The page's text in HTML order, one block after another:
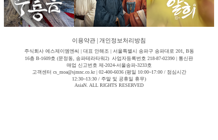
이용약관 개인정보처리방침
주식회사 에스제이엠엔씨 | 대표 안해조 | 서울특별시 송파구 송파대로 201, B동
16층 B-1609호 (문정동, 송파테라타워2) 사업자등록번호 218-87-02390 | 통신판
매업 신고번호 제-2024-서울송파-3233호
고객센터 cs_moa@sjmnc.co.kr | 02-400-6036 (평일 10:00~17:00 / 점심시간
12:30~13:30 / 주말 및 공휴일 휴무)
AsiaN. ALL RIGHTS RESERVED